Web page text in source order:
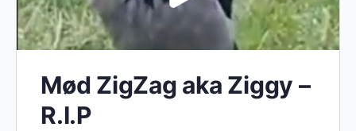
Mød ZigZag aka Ziggy –
R.I.P